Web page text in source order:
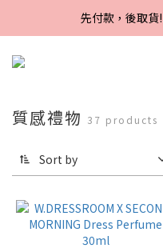
Line好友招募中
先付款，後取
Line好友招募
質感禮物 37 products
Sort by